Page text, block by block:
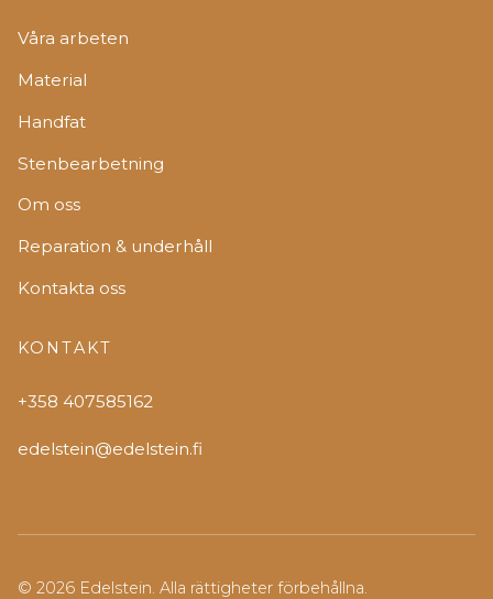
Våra arbeten
Material
Handfat
Stenbearbetning
Om oss
Reparation & underhåll
Kontakta oss
KONTAKT
+358 407585162
edelstein@edelstein.fi
© 2026 Edelstein. Alla rättigheter förbehållna.